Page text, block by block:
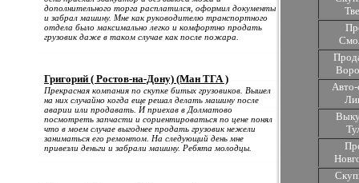
дополнительного торга расплатился, оформил документы
и забрал машину. Мне как руководителю транспортного
отдела было максимально легко и комфортно продать
грузовик даже в таком случае как после пожара.
Григорий ( Ростов-на-Дону) (Ман ТГА )
Прекрасная компания по скупке битых грузовиков. Вышел
на них случайно когда еще решал делать машину после
аварии или продавать. И приехав в Долматово
посмотреть запчасти и сориентироваться по цене понял
что в моем случае выгоднее продать грузовик нежели
заниматься его ремонтом. На следующий день мне
привезли деньги и забрали машину. Ребята молодцы.
Авто-